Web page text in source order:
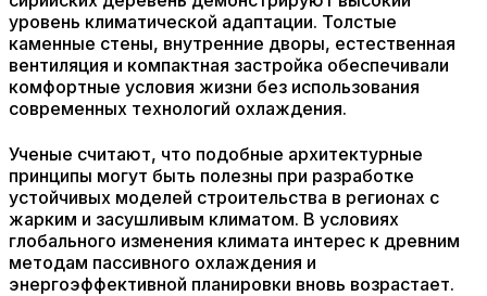
уровень климатической адаптации. Толстые
каменные стены, внутренние дворы, естественная
вентиляция и компактная застройка обеспечивали
комфортные условия жизни без использования
современных технологий охлаждения.
Ученые считают, что подобные архитектурные
принципы могут быть полезны при разработке
устойчивых моделей строительства в регионах с
жарким и засушливым климатом. В условиях
глобального изменения климата интерес к древним
методам пассивного охлаждения и
энергоэффективной планировки вновь возрастает.